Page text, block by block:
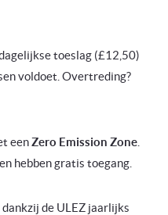
toeslag (£12,50)
voldoet. Overtreding?
eenZero Emission Zone
hebben gratis toegang.
de ULEZ jaarlijks